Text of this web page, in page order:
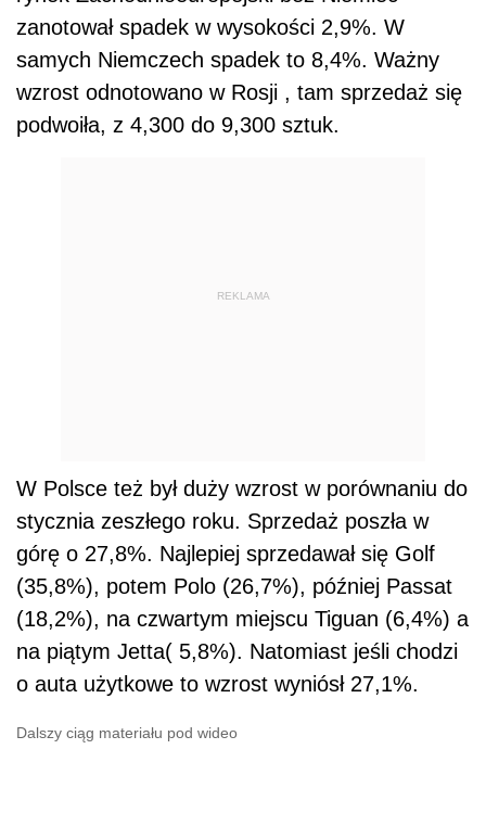
zanotował spadek w wysokości 2,9%. W
samych Niemczech spadek to 8,4%. Ważny
wzrost odnotowano w Rosji , tam sprzedaż się
podwoiła, z 4,300 do 9,300 sztuk.
REKLAMA
W Polsce też był duży wzrost w porównaniu do
stycznia zeszłego roku. Sprzedaż poszła w
górę o 27,8%. Najlepiej sprzedawał się Golf
(35,8%), potem Polo (26,7%), później Passat
(18,2%), na czwartym miejscu Tiguan (6,4%) a
na piątym Jetta( 5,8%). Natomiast jeśli chodzi
o auta użytkowe to wzrost wyniósł 27,1%.
Dalszy ciąg materiału pod wideo